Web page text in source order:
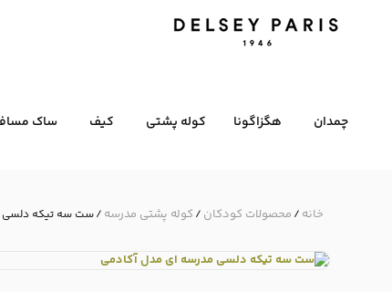
چمدان هگزاگونا کوله پشتی کیف ساک
خانه / محصولات کودکان / کوله پشتی مدرسه / ست سه تیکه دلسی